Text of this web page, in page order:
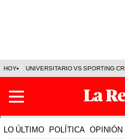
HOY UNIVERSITARIO VS SPORTING
LO ÚLTIMO POLÍTICA OPINIÓN